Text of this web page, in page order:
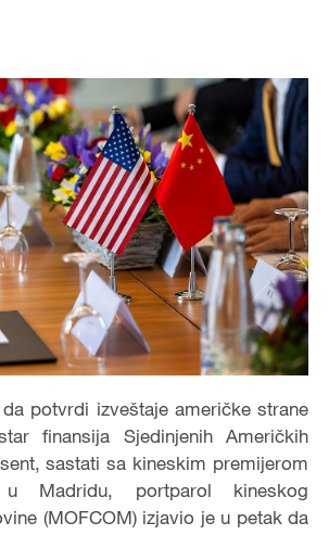
potvrdi izveštaje američke strane
finansija Sjedinjenih Američkih
sastati sa kineskim premijerom
Madridu, portparol kineskog
(MOFCOM) izjavio je u petak da